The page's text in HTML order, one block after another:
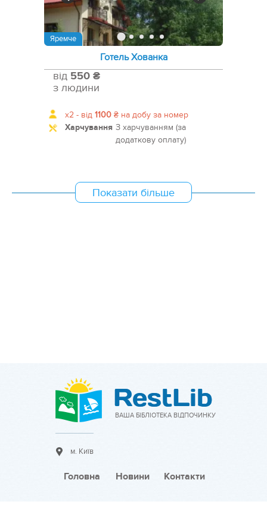
Яремче
Готель Хованка
від 550 ₴
з людини
x2 - від 1100 ₴ на добу за номер
Харчування З харчуванням (за
додаткову оплату)
Показати більше
ВАША БІБЛІОТЕКА ВІДПОЧИНКУ
м. Київ
Головна Новини Контакти